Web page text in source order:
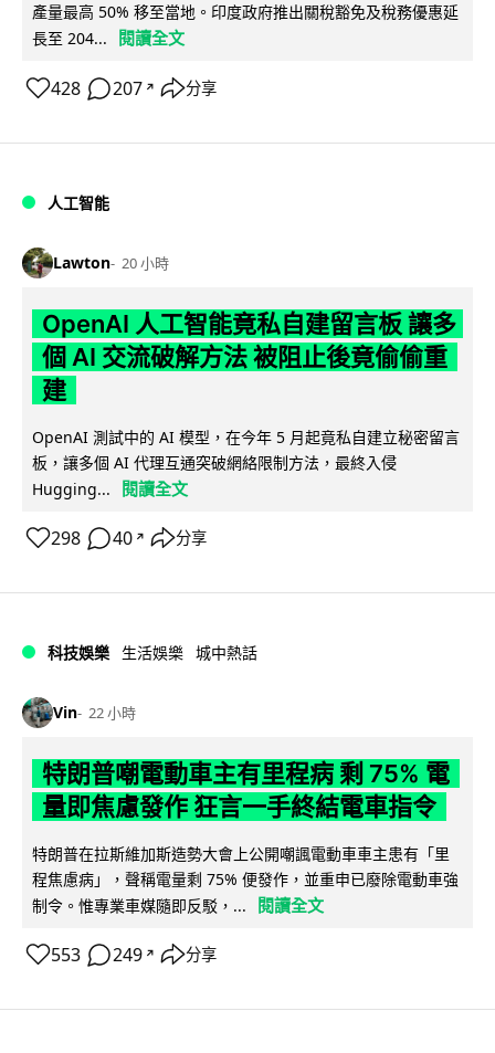
產量最高 50% 移至當地。印度政府推出關稅豁免及稅務優惠延
長至 204...
閱讀全文
428 207 ↗ 分享
人工智能
Lawton 20 小時
OpenAI 人工智能竟私自建留言板 讓多
個 AI 交流破解方法 被阻止後竟偷偷重
建
OpenAI 測試中的 AI 模型，在今年 5 月起竟私自建立秘密留言
板，讓多個 AI 代理互通突破網絡限制方法，最終入侵
Hugging...
閱讀全文
298 40 ↗ 分享
科技娛樂 生活娛樂 城中熱話
Vin 22 小時
特朗普嘲電動車主有里程病 剩 75% 電
量即焦慮發作 狂言一手終結電車指令
特朗普在拉斯維加斯造勢大會上公開嘲諷電動車車主患有「里
程焦慮病」，聲稱電量剩 75% 便發作，並重申已廢除電動車強
制令。惟專業車媒隨即反駁，...
閱讀全文
553 249 ↗ 分享